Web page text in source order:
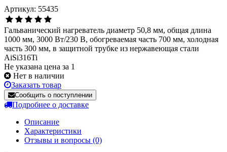
Артикул: 55435
Гальванический нагреватель диаметр 50,8 мм, общая длина
1000 мм, 3000 Вт/230 В, обогреваемая часть 700 мм, холодная
часть 300 мм, в защитной трубке из нержавеющая стали
AiSi316Ti
Не указана цена за 1
Нет в наличии
Заказать товар
Сообщить о поступлении
Подробнее о доставке
Описание
Характеристики
Отзывы и вопросы (0)